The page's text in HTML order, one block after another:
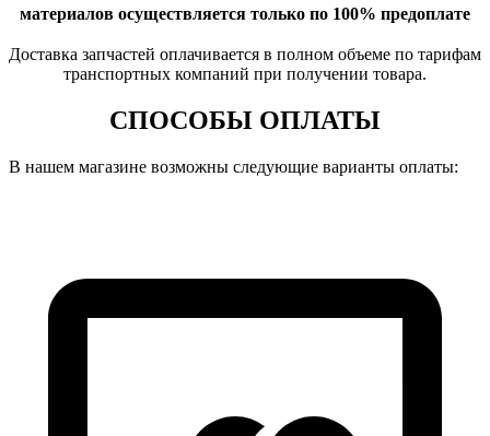
материалов осуществляется только по 100% предоплате
Доставка запчастей оплачивается в полном объеме по тарифам
транспортных компаний при получении товара.
СПОСОБЫ ОПЛАТЫ
В нашем магазине возможны следующие варианты оплаты: